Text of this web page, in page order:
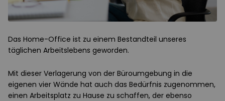
Das Home-Office ist zu einem Bestandteil unseres
täglichen Arbeitslebens geworden.
Mit dieser Verlagerung von der Büroumgebung in die
eigenen vier Wände hat auch das Bedürfnis zugenommen,
einen Arbeitsplatz zu Hause zu schaffen, der ebenso